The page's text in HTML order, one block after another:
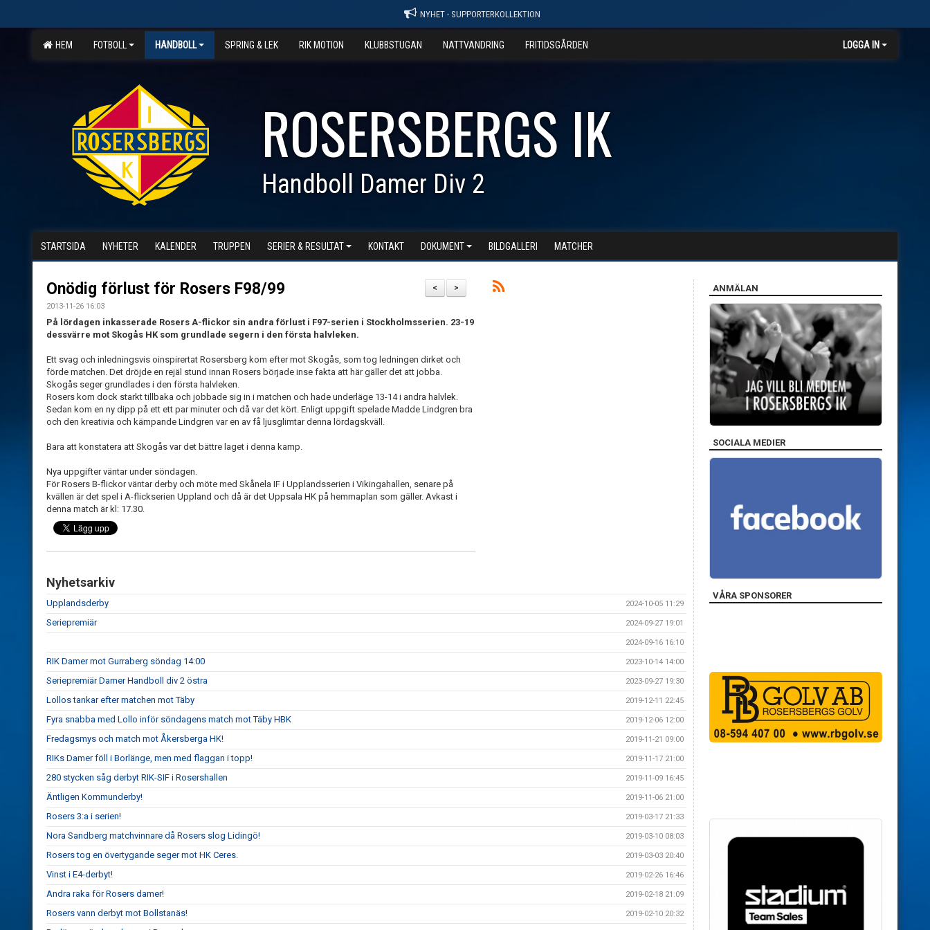
NYHET - SUPPORTERKOLLEKTION
HEM FOTBOLL HANDBOLL SPRING & LEK RIK MOTION KLUBBSTUGAN NATTVANDRING FRITIDSGÅRDEN LOGGA IN
ROSERSBERGS IK
Handboll Damer Div 2
STARTSIDA NYHETER KALENDER TRUPPEN SERIER & RESULTAT KONTAKT DOKUMENT BILDGALLERI MATCHER
>
<
Onödig förlust för Rosers F98/99
2013-11-26 16:03
På lördagen inkasserade Rosers A-flickor sin andra förlust i F97-serien i Stockholmsserien. 23-19
dessvärre mot Skogås HK som grundlade segern i den första halvleken.
Ett svag och inledningsvis oinspirertat Rosersberg kom efter mot Skogås, som tog ledningen dirket och
förde matchen. Det dröjde en rejäl stund innan Rosers började inse fakta att här gäller det att jobba.
Skogås seger grundlades i den första halvleken.
Rosers kom dock starkt tillbaka och jobbade sig in i matchen och hade underläge 13-14 i andra halvlek.
Sedan kom en ny dipp på ett ett par minuter och då var det kört. Enligt uppgift spelade Madde Lindgren bra
och den kreativia och kämpande Lindgren var en av få ljusglimtar denna lördagskväll.
Bara att konstatera att Skogås var det bättre laget i denna kamp.
Nya uppgifter väntar under söndagen.
För Rosers B-flickor väntar derby och möte med Skånela IF i Upplandsserien i Vikingahallen, senare på
kvällen är det spel i A-flickserien Uppland och då är det Uppsala HK på hemmaplan som gäller. Avkast i
denna match är kl: 17.30.
Nyhetsarkiv
Upplandsderby 2024-10-05 11:29
Seriepremiär 2024-09-27 19:01
2024-09-16 16:10
RIK Damer mot Gurraberg söndag 14:00 2023-10-14 14:00
Seriepremiär Damer Handboll div 2 östra 2023-09-27 19:30
Lollos tankar efter matchen mot Täby 2019-12-11 22:45
Fyra snabba med Lollo inför söndagens match mot Täby HBK 2019-12-06 12:00
Fredagsmys och match mot Åkersberga HK! 2019-11-21 09:00
RIKs Damer föll i Borlänge, men med flaggan i topp! 2019-11-17 21:00
280 stycken såg derbyt RIK-SIF i Rosershallen 2019-11-09 16:45
Äntligen Kommunderby! 2019-11-06 21:00
Rosers 3:a i serien! 2019-03-17 21:33
Nora Sandberg matchvinnare då Rosers slog Lidingö! 2019-03-10 08:03
Rosers tog en övertygande seger mot HK Ceres. 2019-03-03 20:40
Vinst i E4-derbyt! 2019-02-26 16:46
Andra raka för Rosers damer! 2019-02-18 21:09
Rosers vann derbyt mot Bollstanäs! 2019-02-10 20:32
ANMÄLAN
SOCIALA MEDIER
VÅRA SPONSORER